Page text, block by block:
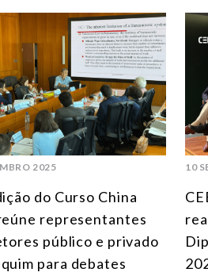
2025
do Curso China
representantes
público e privado
para debates
10